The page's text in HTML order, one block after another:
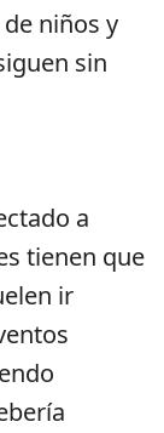
niños y
sin
a
tienen que
ir